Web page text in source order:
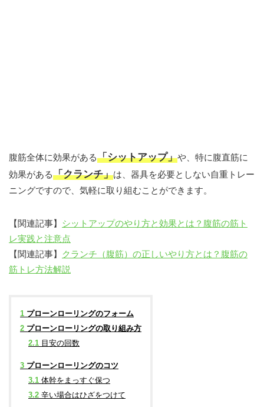
腹筋全体に効果がある「シットアップ」や、特に腹直筋に
効果がある「クランチ」は、器具を必要としない自重トレー
ニングですので、気軽に取り組むことができます。
【関連記事】 シットアップのやり方と効果とは？腹筋の筋ト
レ実践と注意点
【関連記事】
クランチ（腹筋）の正しいやり方とは？腹筋の
筋トレ方法解説
1 プローンローリングのフォーム
2 プローンローリングの取り組み方
2.1 目安の回数
3 プローンローリングのコツ
3.1 体幹をまっすぐ保つ
3.2 辛い場合はひざをつけて